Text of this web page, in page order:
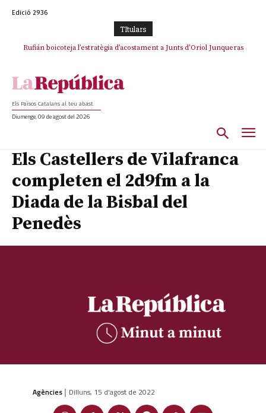
Edició 2936
TItulars
Rufián boicoteja l’estratègia d’acostament a Junts d’Oriol Junqueras
Rufián dinamita la unitat independentista amb un atac frontal al retorn
Els Països Catalans al teu abast
Diumenge, 09 de agost del 2026
Els Castellers de Vilafranca
completen el 2d9fm a la
Diada de la Bisbal del
Penedès
Agències | Dilluns, 15 d'agost de 2022